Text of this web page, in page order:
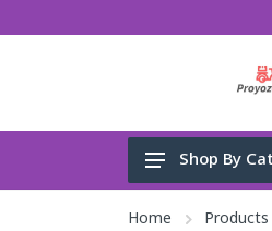
Gadget &
Shop By
Home Products